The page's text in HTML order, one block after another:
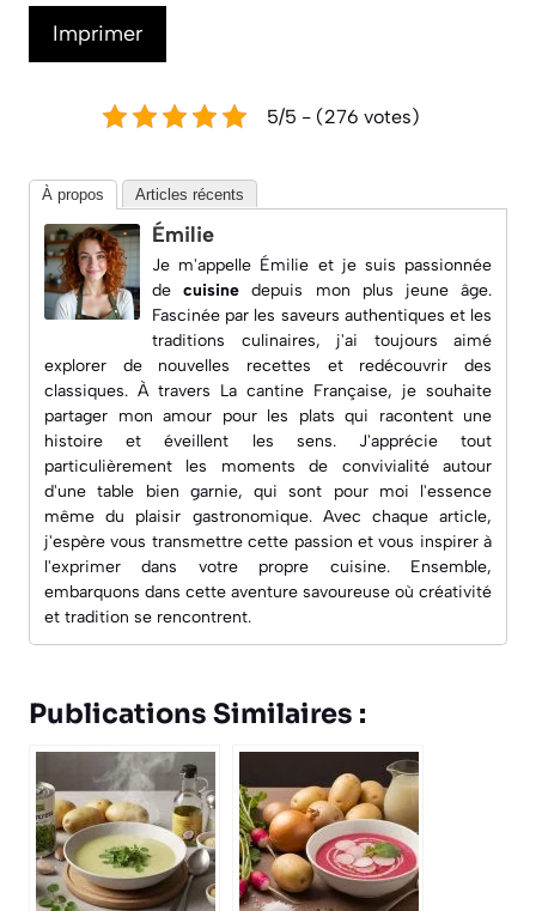
Imprimer
5/5 - (276 votes)
À propos Articles récents
Émilie
Je m'appelle Émilie et je suis passionnée
decuisine depuis mon plus jeune âge.
Fascinée par les saveurs authentiques et les
traditions culinaires, j'ai toujours aimé
explorer de nouvelles recettes et redécouvrir des
classiques. À travers La cantine Française, je souhaite
partager mon amour pour les plats qui racontent une
histoire et éveillent les sens. J'apprécie tout
particulièrement les moments de convivialité autour
d'une table bien garnie, qui sont pour moi l'essence
même du plaisir gastronomique. Avec chaque article,
j'espère vous transmettre cette passion et vous inspirer à
l'exprimer dans votre propre cuisine. Ensemble,
embarquons dans cette aventure savoureuse où créativité
et tradition se rencontrent.
Publications Similaires :